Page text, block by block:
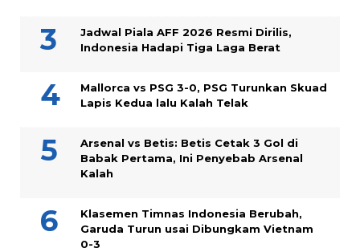
Jadwal Piala AFF 2026 Resmi Dirilis,
Indonesia Hadapi Tiga Laga Berat
Mallorca vs PSG 3-0, PSG Turunkan Skuad
Lapis Kedua lalu Kalah Telak
Arsenal vs Betis: Betis Cetak 3 Gol di
Babak Pertama, Ini Penyebab Arsenal
Kalah
Klasemen Timnas Indonesia Berubah,
Garuda Turun usai Dibungkam Vietnam
0-3